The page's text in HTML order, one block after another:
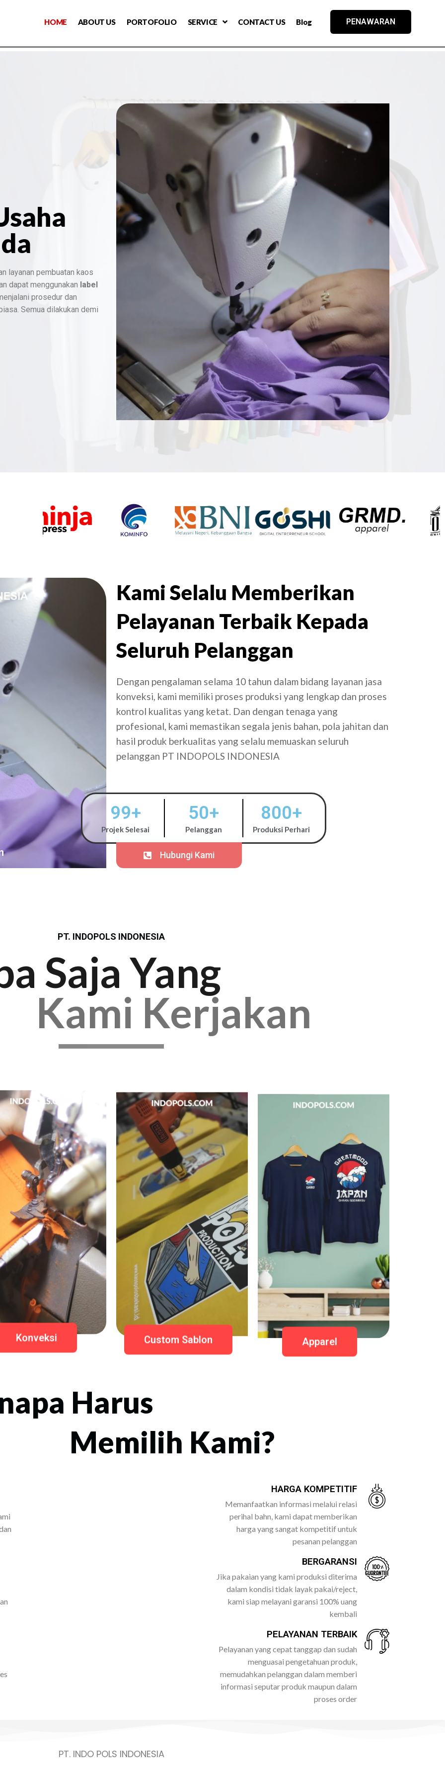
HOME ABOUT US PORTOFOLIO SERVICE CONTACT US Blog PENAWARAN
layanan pembuatan kaos
dapat menggunakan label
prosedur dan
Semua dilakukan demi
Kami Selalu Memberikan
Pelayanan Terbaik Kepada
Seluruh Pelanggan
Dengan pengalaman selama 10 tahun dalam bidang layanan jasa
konveksi, kami memiliki proses produksi yang lengkap dan proses
kontrol kualitas yang ketat. Dan dengan tenaga yang
profesional, kami memastikan segala jenis bahan, pola jahitan dan
hasil produk berkualitas yang selalu memuaskan seluruh
pelanggan PT INDOPOLS INDONESIA
Hubungi Kami
99+
Projek Selesai
50+
Pelanggan
800+
Produksi Perhari
PT. INDOPOLS INDONESIA
Saja Yang
Kami Kerjakan
Konveksi Custom Sablon Apparel
Harus
Memilih Kami?
HARGA KOMPETITIF
Memanfaatkan informasi melalui relasi
perihal bahn, kami dapat memberikan
harga yang sangat kompetitif untuk
pesanan pelanggan
BERGARANSI
Jika pakaian yang kami produksi diterima
dalam kondisi tidak layak pakai/reject,
kami siap melayani garansi 100% uang
kembali
PELAYANAN TERBAIK
Pelayanan yang cepat tanggap dan sudah
menguasai pengetahuan produk,
memudahkan pelanggan dalam memberi
informasi seputar produk maupun dalam
proses order
PT. INDO POLS INDONESIA